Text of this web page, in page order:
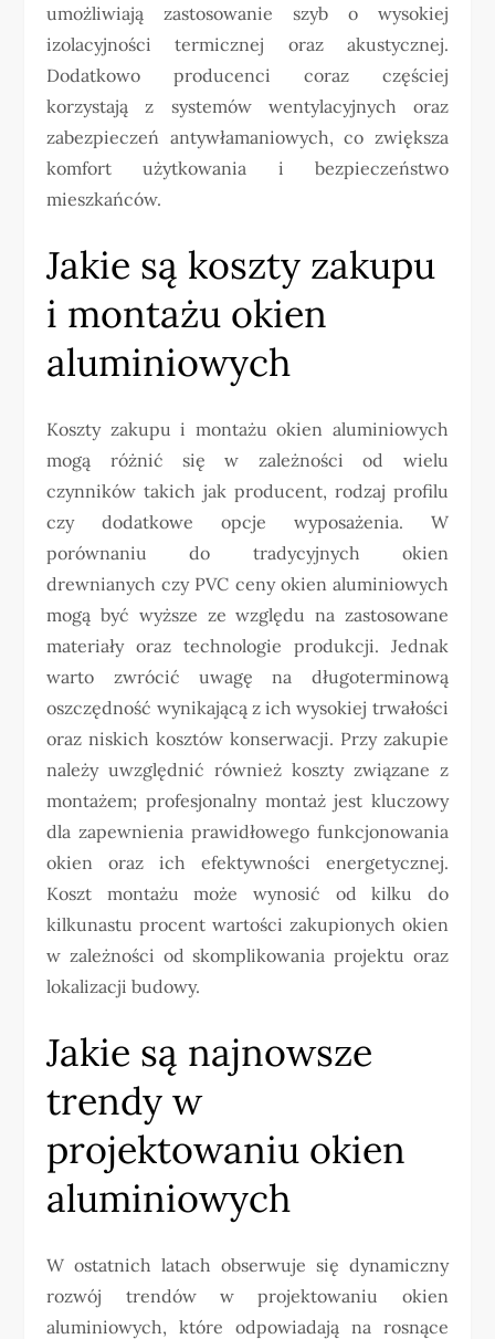
umożliwiają zastosowanie szyb o wysokiej
izolacyjności termicznej oraz akustycznej.
Dodatkowo producenci coraz częściej
korzystają z systemów wentylacyjnych oraz
zabezpieczeń antywłamaniowych, co zwiększa
komfort użytkowania i bezpieczeństwo
mieszkańców.
Jakie są koszty zakupu
i montażu okien
aluminiowych
Koszty zakupu i montażu okien aluminiowych
mogą różnić się w zależności od wielu
czynników takich jak producent, rodzaj profilu
czy dodatkowe opcje wyposażenia. W
porównaniu do tradycyjnych okien
drewnianych czy PVC ceny okien aluminiowych
mogą być wyższe ze względu na zastosowane
materiały oraz technologie produkcji. Jednak
warto zwrócić uwagę na długoterminową
oszczędność wynikającą z ich wysokiej trwałości
oraz niskich kosztów konserwacji. Przy zakupie
należy uwzględnić również koszty związane z
montażem; profesjonalny montaż jest kluczowy
dla zapewnienia prawidłowego funkcjonowania
okien oraz ich efektywności energetycznej.
Koszt montażu może wynosić od kilku do
kilkunastu procent wartości zakupionych okien
w zależności od skomplikowania projektu oraz
lokalizacji budowy.
Jakie są najnowsze
trendy w
projektowaniu okien
aluminiowych
W ostatnich latach obserwuje się dynamiczny
rozwój trendów w projektowaniu okien
aluminiowych, które odpowiadają na rosnące